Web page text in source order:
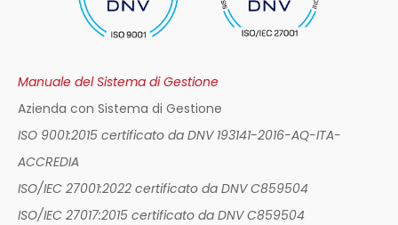
Manuale del Sistema di Gestione
Azienda con Sistema di Gestione
ISO 9001:2015 certificato da DNV 193141-2016-AQ-ITA-
ACCREDIA
ISO/IEC 27001:2022 certificato da DNV C859504
ISO/IEC 27017:2015 certificato da DNV C859504